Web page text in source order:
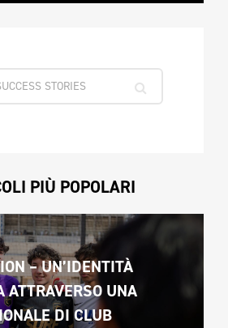
PIÙ POPOLARI
– UN’IDENTITÀ
ATTRAVERSO UNA
DI CLUB